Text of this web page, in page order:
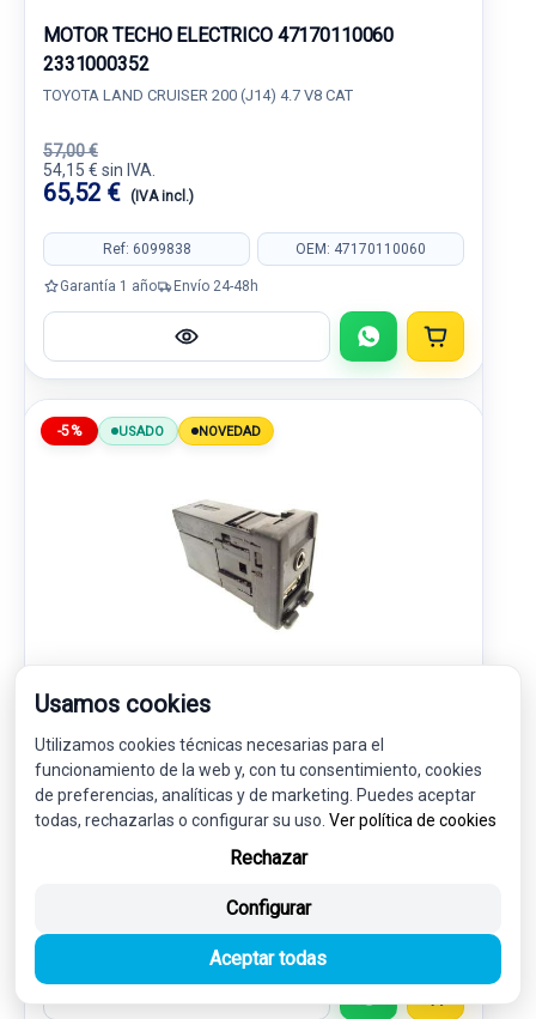
MOTOR TECHO ELECTRICO 47170110060
2331000352
TOYOTA LAND CRUISER 200 (J14) 4.7 V8 CAT
57,00 €
54,15 € sin IVA.
65,52 € (IVA incl.)
Ref: 6099838 OEM: 47170110060
Garantía 1 año Envío 24-48h
-5% USADO NOVEDAD
MODULO ELECTRONICO 86190F4010
TOYOTA LAND CRUISER 200 (J14) 4.7 V8 CAT
25,00 €
23,75 € sin IVA.
OEM: 86190F4010
Usamos cookies
Utilizamos cookies técnicas necesarias para el
funcionamiento de la web y, con tu consentimiento, cookies
de preferencias, analíticas y de marketing. Puedes aceptar
todas, rechazarlas o configurar su uso. Ver política de cookies
Rechazar
Configurar
Aceptar todas